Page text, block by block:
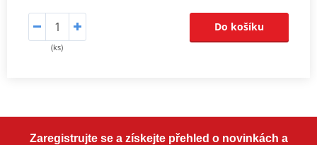
(ks)
Do košíku
Zaregistrujte se a získejte přehled o novinkách a